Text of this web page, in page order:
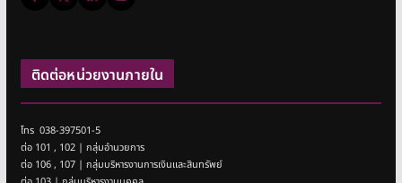
ติดต่อหน่วยงานภายใน
โทร 038-397501-5
ต่อ 101 , 102 | กลุ่มอำนวยการ
ต่อ 106 , 107 | กลุ่มบริหารงานการเงินและสินทรัพย์